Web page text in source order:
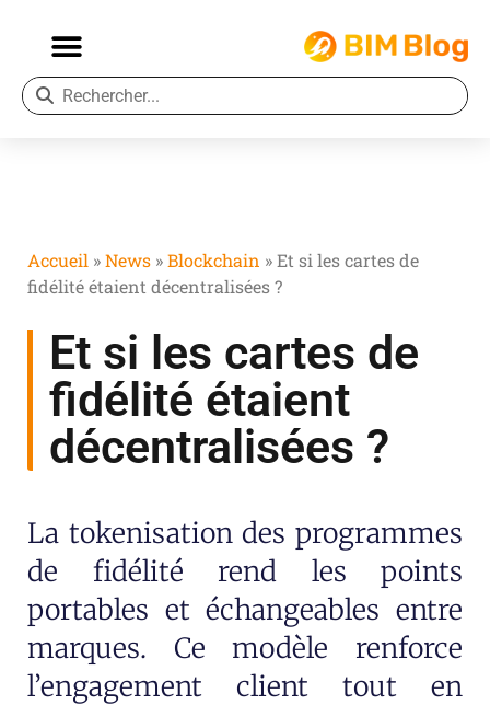
Accueil »News »Blockchain »Et si les cartes de
fidélité étaient décentralisées ?
Et si les cartes de
fidélité étaient
décentralisées ?
La tokenisation des programmes
de fidélité rend les points
portables et échangeables entre
marques. Ce modèle renforce
l’engagement client tout en